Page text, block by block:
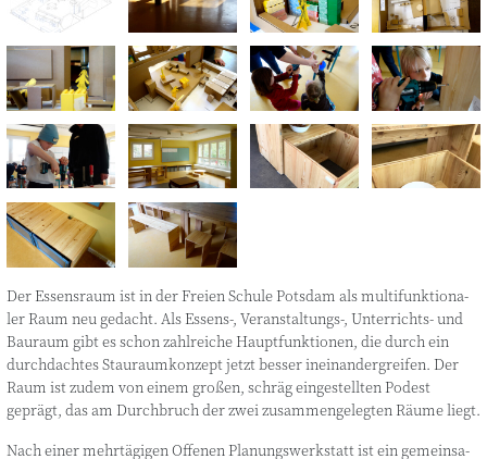
Der Essens­raum ist in der Frei­en Schu­le Pots­dam als mul­ti­funk­tio­na­
ler Raum neu gedacht. Als Essens‑, Veranstaltungs‑, Unter­richts- und
Bau­raum gibt es schon zahl­rei­che Haupt­funk­tio­nen, die durch ein
durch­dach­tes Stau­raum­kon­zept jetzt bes­ser inein­an­der­grei­fen. Der
Raum ist zudem von einem gro­ßen, schräg ein­ge­stell­ten Podest
geprägt, das am Durch­bruch der zwei zusam­men­ge­leg­ten Räu­me liegt.
Nach einer mehr­tä­gi­gen Offe­nen Pla­nungs­werk­statt ist ein gemein­sa­